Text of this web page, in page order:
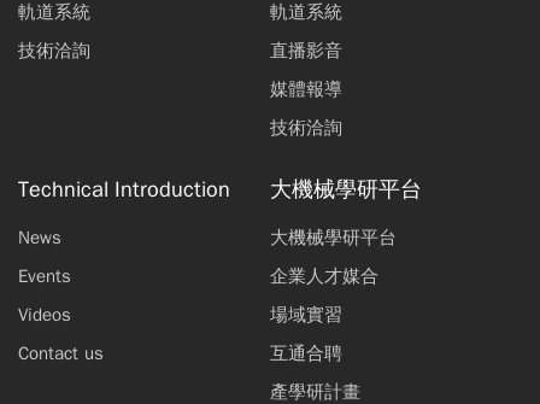
軌道系統
技術洽詢
軌道系統
直播影音
媒體報導
技術洽詢
Technical Introduction
News
Events
Videos
Contact us
大機械學研平台
大機械學研平台
企業人才媒合
場域實習
互通合聘
產學研計畫